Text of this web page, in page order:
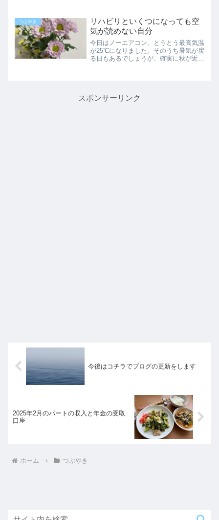
れど…首を冷やしながら、淡々とノルマ
を果たしました。またもや...
つぶやき
リハビリといくつになっても空
気が読めない自分
今日はノーエアコン。とうとう最高気温
が25℃になりました。そのうち暑気が戻
る日もあるでしょうが、確実に秋が近付
スポンサーリンク
今後はコチラでブログの更新をします
2025年2月のパートの収入と年金の受取
口座
ホーム つぶやき